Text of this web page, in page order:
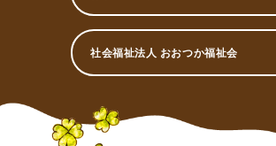
社会福祉法人 おおつか福祉会